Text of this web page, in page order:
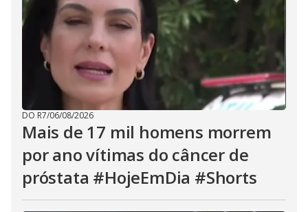
DO R7/06/08/2026
Mais de 17 mil homens morrem
por ano vítimas do câncer de
próstata #HojeEmDia #Shorts